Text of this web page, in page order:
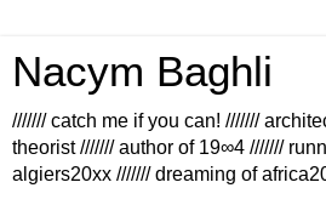
Nacym Baghli
/////// catch me if you can! ///////
theorist /////// author of 19∞4 ///////
algiers20xx /////// dreaming of